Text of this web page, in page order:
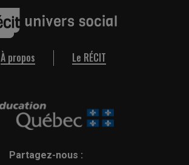
À propos Le RÉCIT
Partagez-nous :